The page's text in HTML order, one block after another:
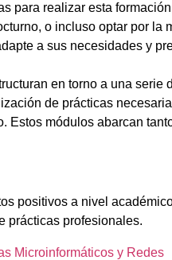
para realizar esta
o incluso optar por
a sus necesidades y
en torno a una
de prácticas
Estos módulos abarcan
positivos a nivel
prácticas profesionales.
Microinformáticos y Redes